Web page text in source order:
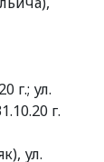
г.; ул.
г.
ул.